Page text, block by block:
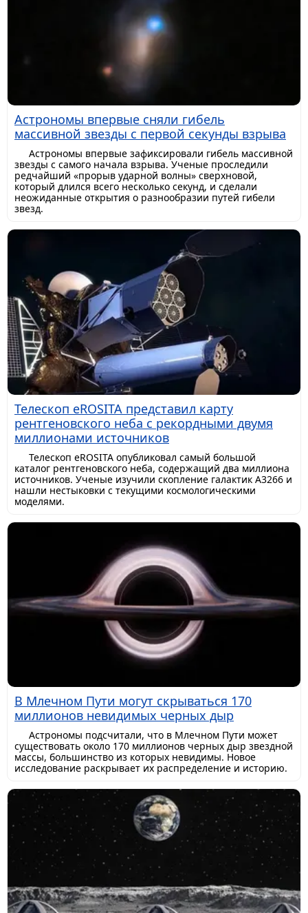
Астрономы впервые сняли гибель
массивной звезды с первой секунды взрыва
Астрономы впервые зафиксировали гибель массивной
звезды с самого начала взрыва. Ученые проследили
редчайший «прорыв ударной волны» сверхновой,
который длился всего несколько секунд, и сделали
неожиданные открытия о разнообразии путей гибели
звезд.
Телескоп eROSITA представил карту
рентгеновского неба с рекордными двумя
миллионами источников
Телескоп eROSITA опубликовал самый большой
каталог рентгеновского неба, содержащий два миллиона
источников. Ученые изучили скопление галактик A3266 и
нашли нестыковки с текущими космологическими
моделями.
В Млечном Пути могут скрываться 170
миллионов невидимых черных дыр
Астрономы подсчитали, что в Млечном Пути может
существовать около 170 миллионов черных дыр звездной
массы, большинство из которых невидимы. Новое
исследование раскрывает их распределение и историю.